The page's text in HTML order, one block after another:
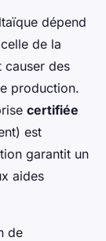
dépend
de la
causer des
production.
certifiée
est
garantit un
aides
de